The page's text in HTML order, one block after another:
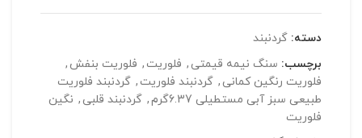
دسته: گردنبند
برچسب: سنگ نیمه قیمتی , فلوریت , فلوریت بنفش ,
فلوریت رنگین کمانی , گردنبند فلوریت , گردنبند فلوریت
طبیعی سبز آبی مستطیلی 6.37گرم
, گردنبند قلبی , نگین
فلوریت